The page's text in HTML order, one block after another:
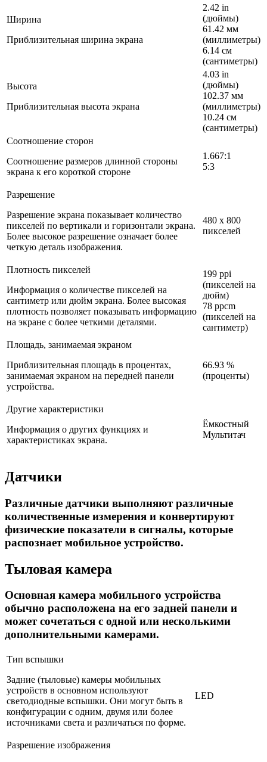
Ширина
Приблизительная ширина экрана
2.42 in
(дюймы)
61.42 мм
(миллиметры)
6.14 см
(сантиметры)
Высота
Приблизительная высота экрана
4.03 in
(дюймы)
102.37 мм
(миллиметры)
10.24 см
(сантиметры)
Соотношение сторон
Соотношение размеров длинной стороны
экрана к его короткой стороне
1.667:1
5:3
Разрешение
Разрешение экрана показывает количество
пикселей по вертикали и горизонтали экрана.
Более высокое разрешение означает более
четкую деталь изображения.
480 x 800
пикселей
Плотность пикселей
Информация о количестве пикселей на
сантиметр или дюйм экрана. Более высокая
плотность позволяет показывать информацию
на экране с более четкими деталями.
199 ppi
(пикселей на
дюйм)
78 ppcm
(пикселей на
сантиметр)
Площадь, занимаемая экраном
Приблизительная площадь в процентах,
занимаемая экраном на передней панели
устройства.
66.93 %
(проценты)
Другие характеристики
Информация о других функциях и
характеристиках экрана.
Ёмкостный
Мультитач
Датчики
Различные датчики выполняют различные
количественные измерения и конвертируют
физические показатели в сигналы, которые
распознает мобильное устройство.
Тыловая камера
Основная камера мобильного устройства
обычно расположена на его задней панели и
может сочетаться с одной или несколькими
дополнительными камерами.
Тип вспышки
Задние (тыловые) камеры мобильных
устройств в основном используют
светодиодные вспышки. Они могут быть в
конфигурации с одним, двумя или более
источниками света и различаться по форме.
LED
Разрешение изображения